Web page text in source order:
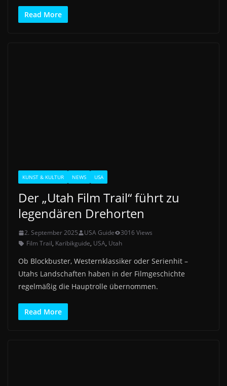
Read More
KUNST & KULTUR NEWS USA
Der „Utah Film Trail“ führt zu
legendären Drehorten
2. September 2025 USA Guide
3016 Views
Film Trail, Karibikguide, USA, Utah
Ob Blockbuster, Westernklassiker oder Serienhit –
Utahs Landschaften haben in der Filmgeschichte
regelmäßig die Hauptrolle übernommen.
Read More